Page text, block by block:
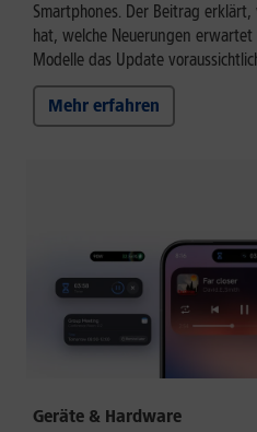
Smartphones. Der Beitrag
hat, welche Neuerungen
Modelle das Update
Mehr erfahren
Geräte & Hardware